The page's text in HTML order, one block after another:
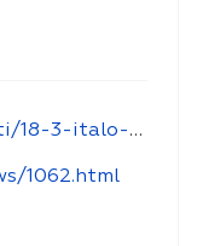
https://powergreen.pro/novosti/18-3-italo-belorusskij-forum-po-zelenoj-ekonomike-minsk-8-oktyabrya-2019-g
1062.html